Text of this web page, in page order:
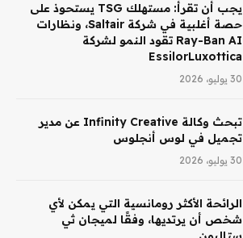
يجب أن تقرأ: مستهلك TSG يستحوذ على
حصة أغلبية في شركة Saltair، ونظارات
Ray-Ban AI تقود النمو لشركة
EssilorLuxottica
30 يوليو، 2026
تبحث وكالة Infinity Creative عن مدير
تجميل في لوس أنجلوس
30 يوليو، 2026
الرائحة الأكثر رومانسية التي يمكن لأي
شخص أن يرتديها، وفقًا لميجان ثي